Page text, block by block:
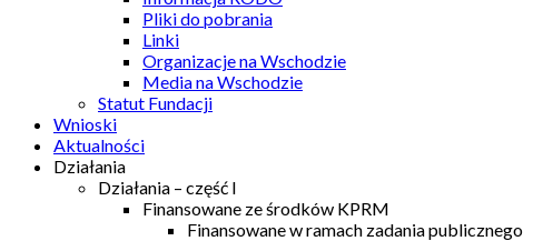
Pliki do pobrania
Linki
Organizacje na Wschodzie
Media na Wschodzie
Statut Fundacji
Wnioski
Aktualności
Działania
Działania – część I
Finansowane ze środków KPRM
Finansowane w ramach zadania publicznego